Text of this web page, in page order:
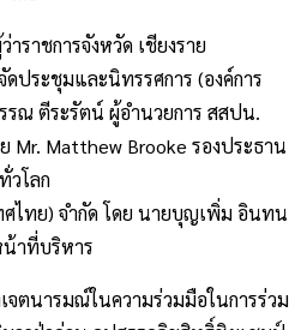
ราชการจังหวัด เชียงราย
ดประชุมและนิทรรศการ (องค์การ
รณ ตีระรัตน์ ผู้อำนวยการ สสปน.
Mr. Matthew Brooke รองประธาน
วโลก
ไทย) จำกัด โดย นายบุญเพิ่ม อินทน
าที่บริหาร
จตนารมณ์ในความร่วมมือในการร่วม